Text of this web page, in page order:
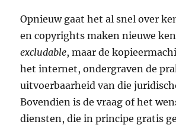
Opnieuw gaat het al snel over
en copyrights maken nieuwe
excludable, maar de
het internet, ondergraven de
uitvoerbaarheid van die
Bovendien is de vraag of het
diensten, die in principe gratis